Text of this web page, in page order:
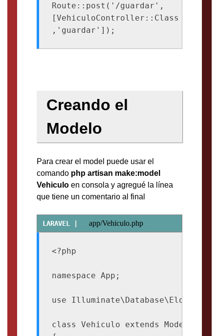
Route::post('/guardar',
[VehiculoController::Class
,'guardar']);
Creando el
Modelo
Para crear el model puede usar el
comando php artisan make:model
Vehiculo en consola y agregué la línea
que tiene un comentario al final
app/Vehiculo.php
<?php
namespace App;
use
class Vehiculo extends Model